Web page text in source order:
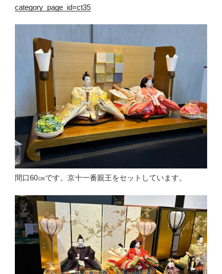
category_page_id=ct35
間口60㎝です。京十一番親王をセットしています。